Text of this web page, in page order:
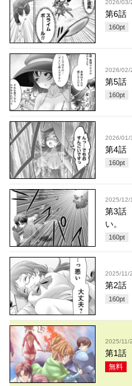
2026/03/
第6話
160pt
2026/02/
第5話
160pt
2026/01/
第4話
160pt
2025/12/
第3話
い。
160pt
2025/11/
第2話
160pt
2025/11/
第1話
無料